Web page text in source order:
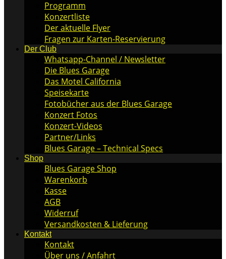
Programm
Konzertliste
Der aktuelle Flyer
Fragen zur Karten-Reservierung
Der Club
Whatsapp-Channel / Newsletter
Die Blues Garage
Das Motel California
Speisekarte
Fotobücher aus der Blues Garage
Konzert Fotos
Konzert-Videos
Partner/Links
Blues Garage – Technical Specs
Shop
Blues Garage Shop
Warenkorb
Kasse
AGB
Widerruf
Versandkosten & Lieferung
Kontakt
Kontakt
Über uns / Anfahrt